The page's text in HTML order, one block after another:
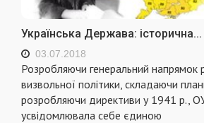
Українська Держава: історична...
03.07.2018
Розробляючи генеральний напрямок
визвольної політики, складаючи
розробляючи директиви у 1941 р.,
усвідомлювала себе єдиною